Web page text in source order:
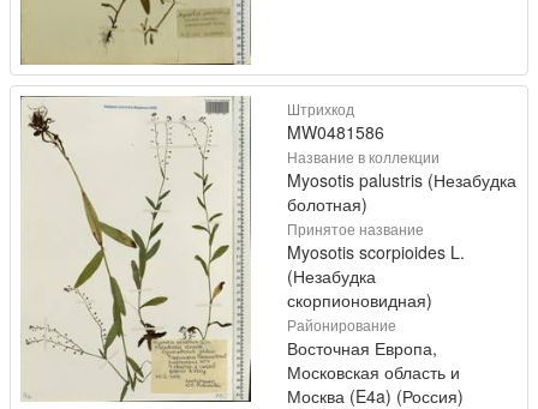
Штрихкод
MW0481586
Название в коллекции
Myosotis palustris (Незабудка
болотная)
Принятое название
Myosotis scorpioides L.
(Незабудка
скорпионовидная)
Районирование
Восточная Европа,
Московская область и
Москва (E4a) (Россия)